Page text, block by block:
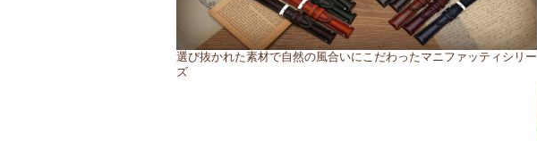
選び抜かれた素材で自然の風合いにこだわったマニファッティシリー
ズ